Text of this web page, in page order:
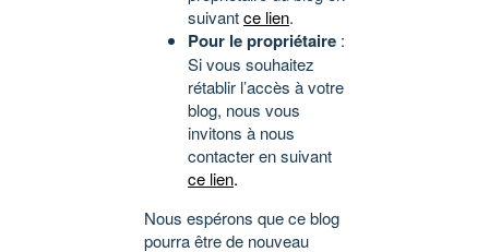
suivantce lien.
Pour le propriétaire :
Si vous souhaitez
rétablir l’accès à votre
blog, nous vous
invitons à nous
contacter en suivant
ce lien.
Nous espérons que ce blog
pourra être de nouveau